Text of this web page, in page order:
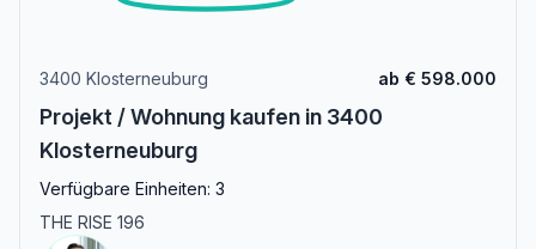
3400 Klosterneuburg ab € 598.000
Projekt / Wohnung kaufen in 3400
Klosterneuburg
Verfügbare Einheiten: 3
THE RISE 196